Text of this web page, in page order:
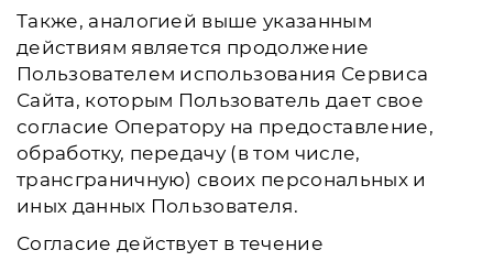
Также, аналогией выше указанным
действиям является продолжение
Пользователем использования Сервиса
Сайта, которым Пользователь дает свое
согласие Оператору на предоставление,
обработку, передачу (в том числе,
трансграничную) своих персональных и
иных данных Пользователя.
Согласие действует в течение